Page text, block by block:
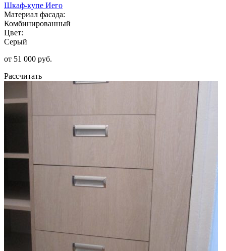
Шкаф-купе Иего
Материал фасада:
Комбинированный
Цвет:
Серый
от 51 000 руб.
Рассчитать